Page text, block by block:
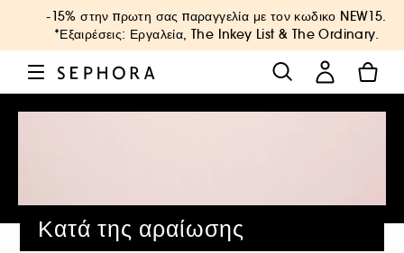
-15% στην πρωτη σας παραγγελία με τον κωδικο NEW15.
*Εξαιρέσεις: Εργαλεία, The Inkey List & The Ordinary.
Κατά της αραίωσης